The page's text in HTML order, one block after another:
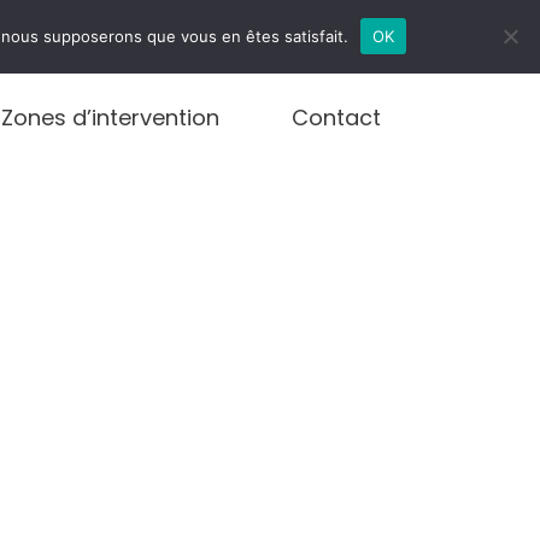
infos@debouchages.brussels
Zones d’intervention Contact
supposerons que vous en êtes satisfait. OK